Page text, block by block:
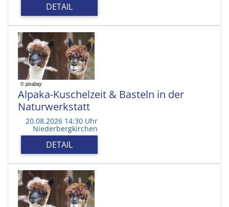
DETAIL
Alpaka-Kuschelzeit & Basteln in der
Naturwerkstatt
20.08.2026 14:30 Uhr
Niederbergkirchen
DETAIL